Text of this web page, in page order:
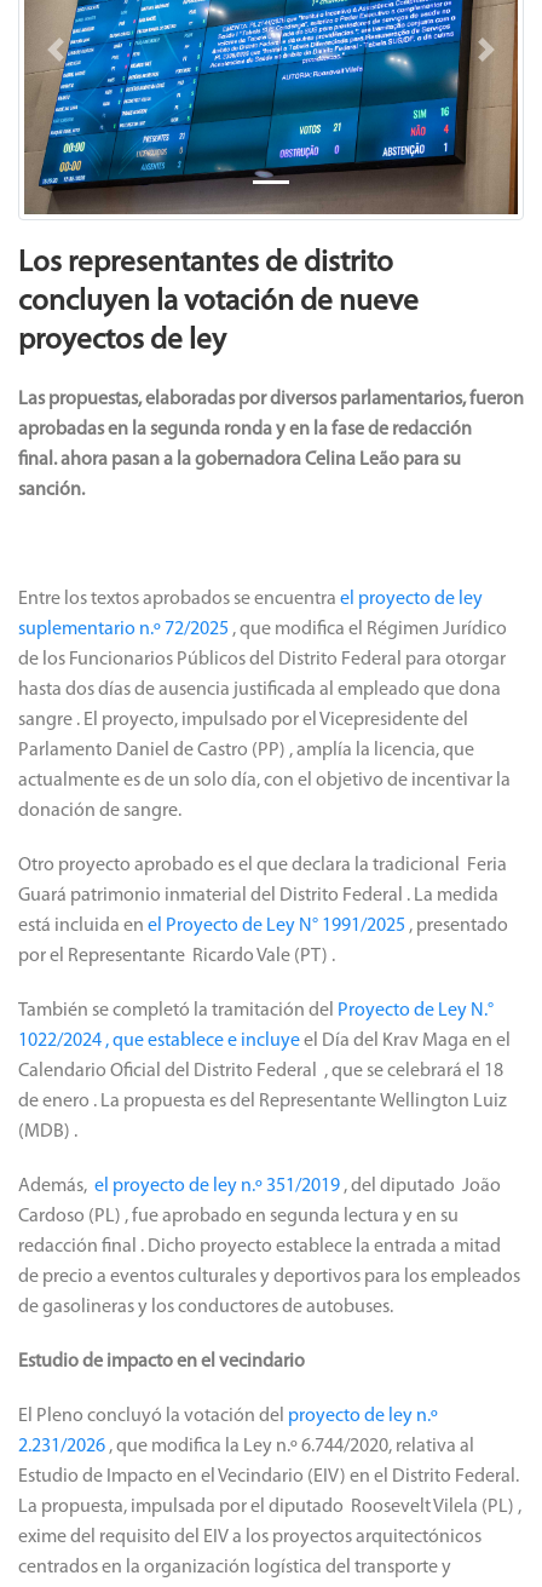
Previous Next
Los representantes de distrito
concluyen la votación de nueve
proyectos de ley
Las propuestas, elaboradas por diversos parlamentarios, fueron
aprobadas en la segunda ronda y en la fase de redacción
final.ahora pasan a la gobernadora Celina Leão para su
sanción.
Entre los textos aprobados se encuentra el proyecto de ley
suplementario n.º 72/2025 , que modifica el Régimen Jurídico
de los Funcionarios Públicos del Distrito Federal para otorgar
hasta dos días de ausencia justificada al empleado que dona
sangre . El proyecto, impulsado por el Vicepresidentedel
Parlamento Daniel de Castro (PP) , amplía la licencia, que
actualmente es de un solo día, con el objetivo de incentivar la
donación de sangre.
Otro proyecto aprobado es el que declara la tradicional
Feria
Guará patrimonio inmaterial del Distrito Federal . La medida
está incluida en el Proyecto de Ley N° 1991/2025 , presentado
por el Representante Ricardo Vale (PT) .
También se completó la tramitación del Proyecto de Ley N.°
1022/2024 , que establece e incluyeel Día del Krav Maga en el
Calendario Oficial del Distrito Federal , que se celebrará el 18
de enero . La propuesta es del RepresentanteWellington Luiz
(MDB) .
Además, el proyecto de ley n.º 351/2019 , del diputado João
Cardoso (PL) , fue aprobado en segunda lectura y en su
redacción final . Dicho proyecto establece la entrada a mitad
de precio a eventos culturales y deportivos para los empleados
de gasolineras y los conductores de autobuses.
Estudio de impacto en el vecindario
El Pleno concluyó la votación del proyecto de ley n.º
2.231/2026 , que modifica la Ley n.º 6.744/2020, relativa al
Estudio de Impacto en el Vecindario (EIV) en el Distrito Federal.
La propuesta, impulsada por el diputado Roosevelt Vilela (PL) ,
exime del requisito del EIV a los proyectos arquitectónicos
centrados en la organización logística del transporte y